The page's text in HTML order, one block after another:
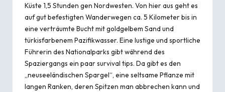
Küste 1,5 Stunden gen Nordwesten. Von hier aus geht es
auf gut befestigten Wanderwegen ca. 5 Kilometer bis in
eine verträumte Bucht mit goldgelbem Sand und
türkisfarbenem Pazifikwasser. Eine lustige und sportliche
Führerin des Nationalparks gibt während des
Spaziergangs ein paar survival tips. Da gibt es den
„neuseeländischen Spargel“, eine seltsame Pflanze mit
langen Ranken, deren Spitzen man abbrechen kann und